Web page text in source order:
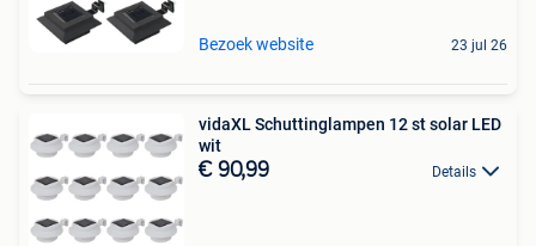
Bezoek website 23 jul 26
vidaXL Schuttinglampen 12 st solar LED
wit
€ 90,99 Details